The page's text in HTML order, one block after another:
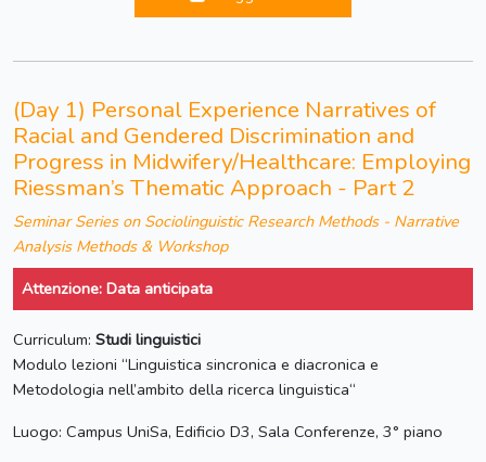
(Day 1) Personal Experience Narratives of
Racial and Gendered Discrimination and
Progress in Midwifery/Healthcare: Employing
Riessman’s Thematic Approach - Part 2
Seminar Series on Sociolinguistic Research Methods - Narrative
Analysis Methods & Workshop
Attenzione: Data anticipata
Curriculum: Studi linguistici
Modulo lezioni “Linguistica sincronica e diacronica e
Metodologia nell’ambito della ricerca linguistica“
Luogo: Campus UniSa, Edificio D3, Sala Conferenze, 3° piano